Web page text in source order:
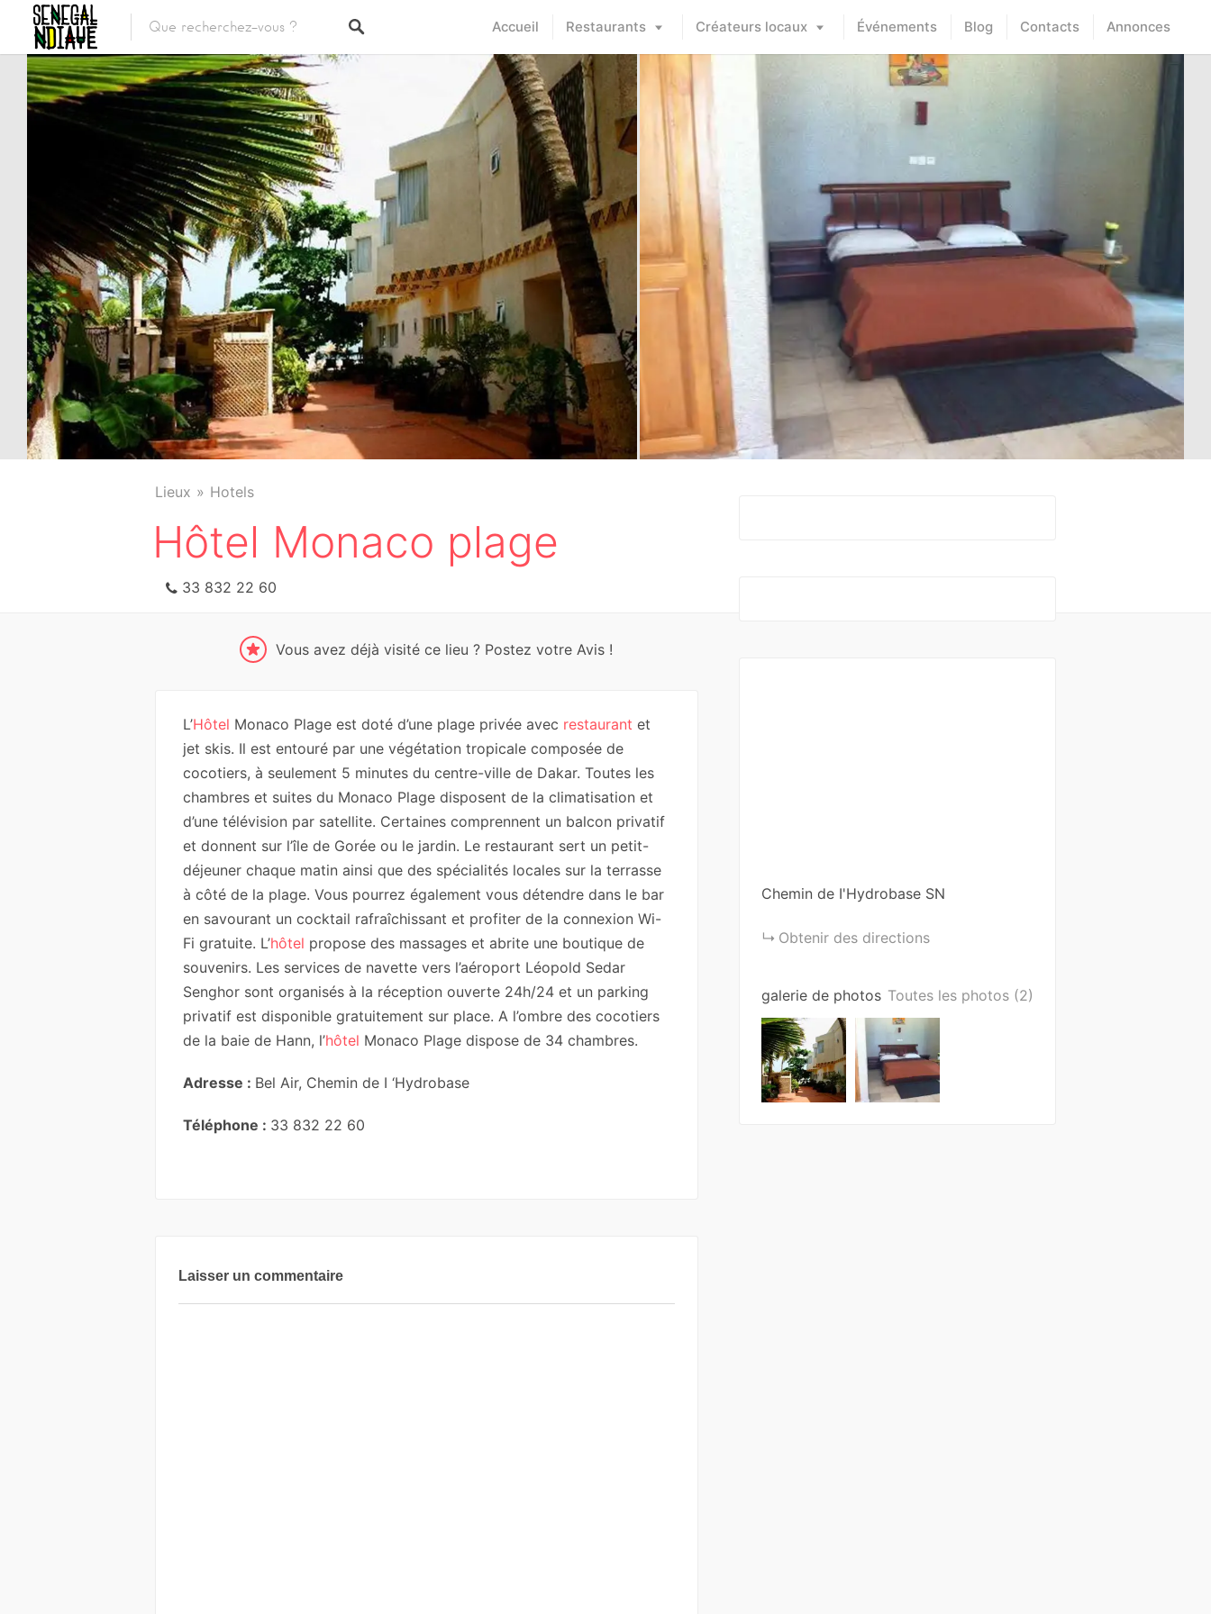
Accueil Restaurants Créateurs locaux Événements Blog Contacts Annonces
Lieux Hotels
Hôtel Monaco plage
33 832 22 60
Vous avez déjà visité ce lieu ? Postez votre Avis !
L’Hôtel Monaco Plage est doté d’une plage privée avec restaurant et
jet skis. Il est entouré par une végétation tropicale composée de
cocotiers, à seulement 5 minutes du centre-ville de Dakar. Toutes les
chambres et suites du Monaco Plage disposent de la climatisation et
d’une télévision par satellite. Certaines comprennent un balcon privatif
et donnent sur l’île de Gorée ou le jardin. Le restaurant sert un petit-
déjeuner chaque matin ainsi que des spécialités locales sur la terrasse
à côté de la plage. Vous pourrez également vous détendre dans le bar
en savourant un cocktail rafraîchissant et profiter de la connexion Wi-
Fi gratuite. L’hôtel propose des massages et abrite une boutique de
souvenirs. Les services de navette vers l’aéroport Léopold Sedar
Senghor sont organisés à la réception ouverte 24h/24 et un parking
privatif est disponible gratuitement sur place. A l’ombre des cocotiers
de la baie de Hann, l’hôtel Monaco Plage dispose de 34 chambres.
Adresse : Bel Air, Chemin de I ‘Hydrobase
Téléphone : 33 832 22 60
Laisser un commentaire
Chemin de I'Hydrobase SN
Obtenir des directions
galerie de photos Toutes les photos (2)